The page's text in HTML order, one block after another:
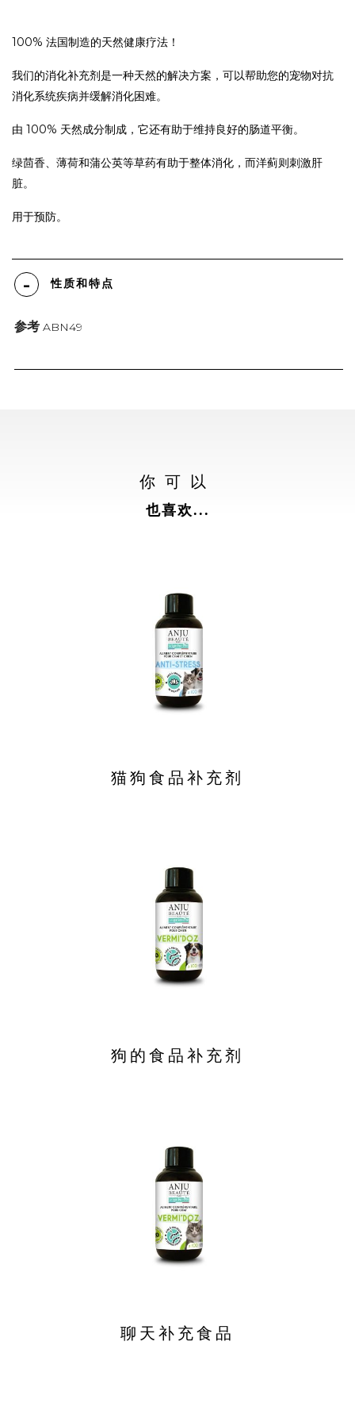
100% 法国制造的天然健康疗法！
我们的消化补充剂是一种天然的解决方案，可以帮助您的宠物对抗
消化系统疾病并缓解消化困难。
由 100% 天然成分制成，它还有助于维持良好的肠道平衡。
绿茴香、薄荷和蒲公英等草药有助于整体消化，而洋蓟则刺激肝
脏。
用于预防。
性质和特点
参考 ABN49
你可以
也喜欢...
猫狗食品补充剂
狗的食品补充剂
聊天补充食品